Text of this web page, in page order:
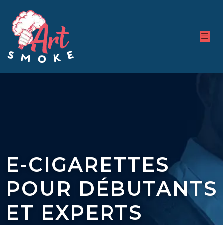
E-CIGARETTES
POUR DÉBUTANTS
ET EXPERTS